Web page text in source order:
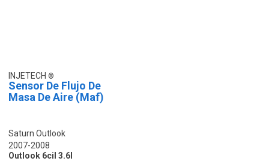
INJETECH
Sensor De Flujo De
Masa De Aire (Maf)
Saturn Outlook
2007-2008
Outlook 6cil 3.6l